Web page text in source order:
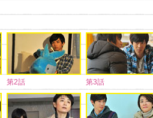
第2話 第3話